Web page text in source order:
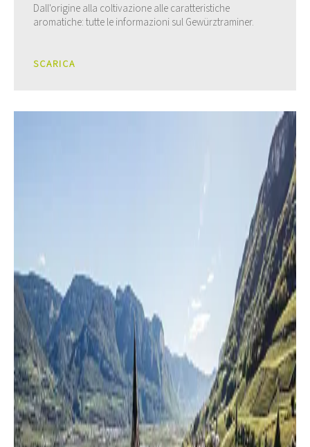
Dall'origine alla coltivazione alle caratteristiche
aromatiche: tutte le informazioni sul Gewürztraminer.
SCARICA